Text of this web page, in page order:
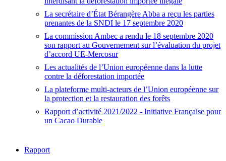
La secrétaire d’État Bérangère Abba a reçu les parties
prenantes de la SNDI le 17 septembre 2020
La commission Ambec a rendu le 18 septembre 2020
son rapport au Gouvernement sur l’évaluation du projet
d’accord UE-Mercosur
Les actualités de l’Union européenne dans la lutte
contre la déforestation importée
La plateforme multi-acteurs de l’Union européenne sur
la protection et la restauration des forêts
Rapport d’activité 2021/2022 - Initiative Française pour
un Cacao Durable
Rapport